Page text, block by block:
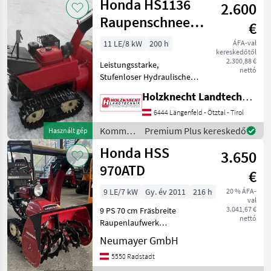
Honda
Használt gép
Honda HS1136
Raupenschneefräse
Elektrostart
2.600
€
ÁFA-val
kereskedőtől
2.300,88 €
nettó
11 LE/8 kW
200 h
Leistungsstarke,
Stufenloser Hydraulischer
Keilriemen neues Service
gemacht Elektrische
Kaminverstellung
Räumbreite 90cm Guter
Betriebsbereiter
Holzknecht Landtechnik GmbH.
6444 Längenfeld - Ötztal - Tirol
Kommunális
gépek /
Honda
Premium Plus kereskedő
Honda HSS
970ATD
3.650
€
20 % ÁFA-
val
3.041,67 €
nettó
9 LE/7 kW Gy. év 2011
216 h
9 PS 70 cm Fräsbreite
Raupenlaufwerk
Hydrostatischer
Fahrantrieb Elektrostart
Elektrische
Neumayer GmbH
5550 Radstadt